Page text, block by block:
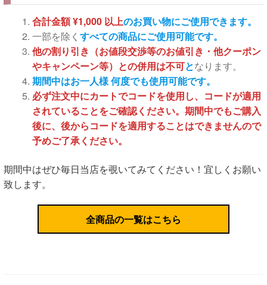
合計金額 ¥1,000 以上のお買い物にご使用できます。
一部を除く すべての商品にご使用可能です。
他の割り引き（お値段交渉等のお値引き・他クーポン
やキャンペーン等）との併用は不可となります。
期間中はお一人様 何度でも使用可能です。
必ず注文中にカートでコードを使用し、コードが適用
されていることをご確認ください。期間中でもご購入
後に、後からコードを適用することはできませんので
予めご了承ください。
期間中はぜひ毎日当店を覗いてみてください！宜しくお願い
致します。
全商品の一覧はこちら